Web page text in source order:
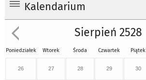
Kalendarium
Sierpień 2528
Poniedziałek Wtorek Środa Czwartek Piątek
26 27 28 29 30